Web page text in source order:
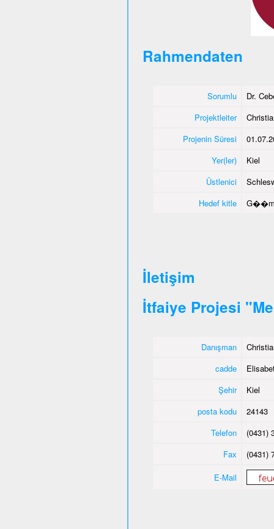
Rahmendaten
Sorumlu
Dr.
Projektleiter
Projenin Süresi
Yer(ler)
Kiel
Üstlenici
Hedef kitle
İletişim
İtfaiye Projesi
Danışman
cadde
Şehir
Kiel
posta kodu
24143
Telefon
(0431)
Fax
(0431)
E-Mail